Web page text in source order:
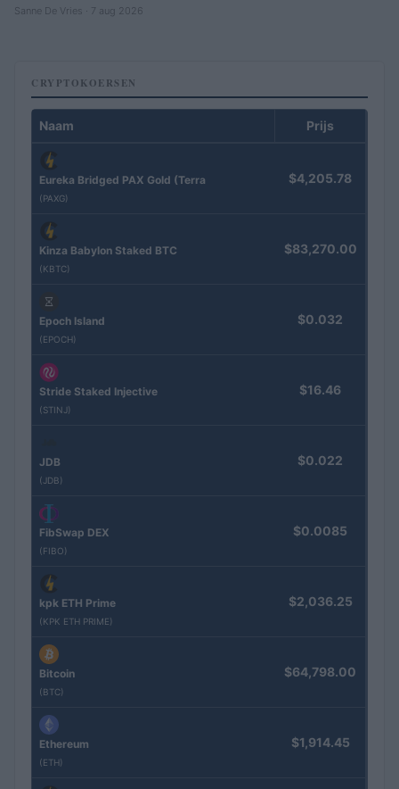
Sanne De Vries · 7 aug 2026
CRYPTOKOERSEN
Naam Prijs
Eureka Bridged PAX Gold (Terra
(PAXG)
$4,205.78
Kinza Babylon Staked BTC
(KBTC)
$83,270.00
Epoch Island
(EPOCH)
$0.032
Stride Staked Injective
(STINJ)
$16.46
JDB
(JDB)
$0.022
FibSwap DEX
(FIBO)
$0.0085
kpk ETH Prime
(KPK ETH PRIME)
$2,036.25
Bitcoin
(BTC)
$64,798.00
Ethereum
(ETH)
$1,914.45